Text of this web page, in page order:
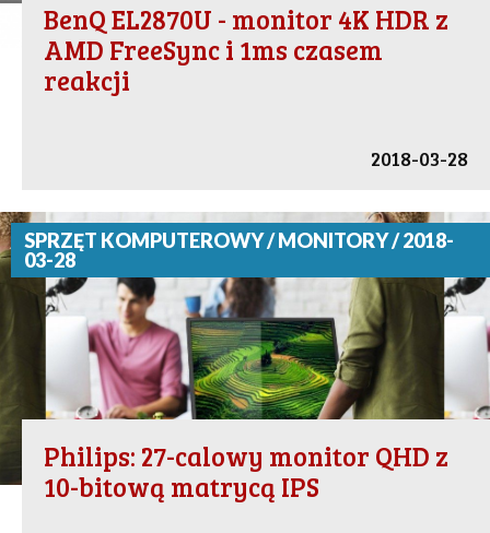
BenQ EL2870U - monitor 4K HDR z
AMD FreeSync i 1ms czasem
reakcji
2018-03-28
SPRZĘT KOMPUTEROWY / MONITORY / 2018-
03-28
Philips: 27-calowy monitor QHD z
10-bitową matrycą IPS